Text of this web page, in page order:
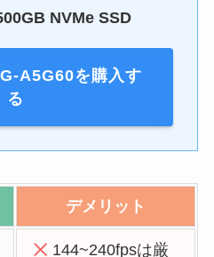
NVMe SSD
A5G60を購入す
る
デメリット
144~240fpsは厳